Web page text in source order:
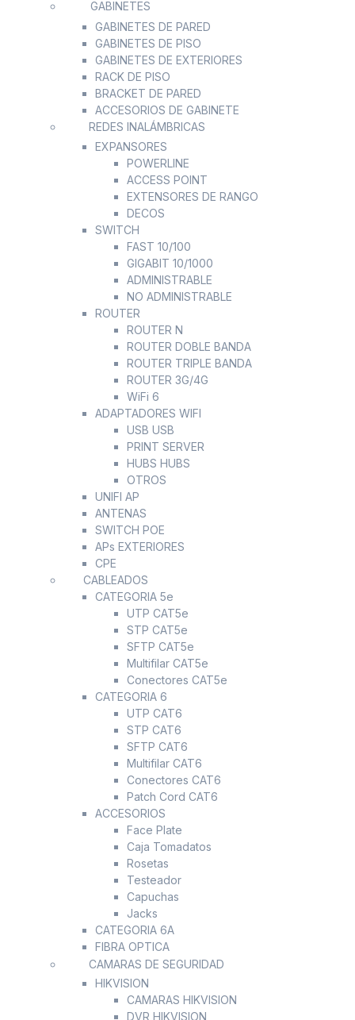
GABINETES
GABINETES DE PARED
GABINETES DE PISO
GABINETES DE EXTERIORES
RACK DE PISO
BRACKET DE PARED
ACCESORIOS DE GABINETE
REDES INALÁMBRICAS
EXPANSORES
POWERLINE
ACCESS POINT
EXTENSORES DE RANGO
DECOS
SWITCH
FAST 10/100
GIGABIT 10/1000
ADMINISTRABLE
NO ADMINISTRABLE
ROUTER
ROUTER N
ROUTER DOBLE BANDA
ROUTER TRIPLE BANDA
ROUTER 3G/4G
WiFi 6
ADAPTADORES WIFI
USB USB
PRINT SERVER
HUBS HUBS
OTROS
UNIFI AP
ANTENAS
SWITCH POE
APs EXTERIORES
CPE
CABLEADOS
CATEGORIA 5e
UTP CAT5e
STP CAT5e
SFTP CAT5e
Multifilar CAT5e
Conectores CAT5e
CATEGORIA 6
UTP CAT6
STP CAT6
SFTP CAT6
Multifilar CAT6
Conectores CAT6
Patch Cord CAT6
ACCESORIOS
Face Plate
Caja Tomadatos
Rosetas
Testeador
Capuchas
Jacks
CATEGORIA 6A
FIBRA OPTICA
CAMARAS DE SEGURIDAD
HIKVISION
CAMARAS HIKVISION
DVR HIKVISION